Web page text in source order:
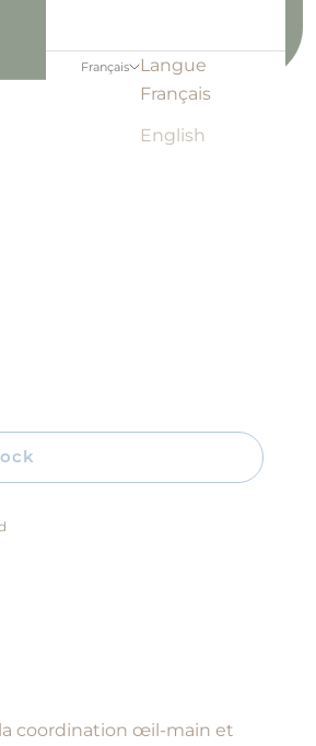
Français
Langue
Français
English
coordination œil-main et